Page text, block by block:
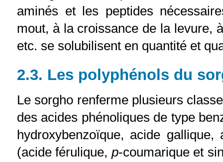
aminés et les peptides
mout, à la croissance de la levure,
etc. se solubilisent en quantité et
2.3. Les polyphénols du
Le sorgho renferme plusieurs
des acides phénoliques de type
hydroxybenzoïque, acide
(acide férulique, p-coumarique et